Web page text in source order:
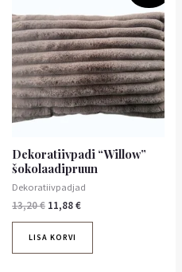
Dekoratiivpadi “Willow”
šokolaadipruun
Dekoratiivpadjad
13,20€
oli:
13,20 €.
11,88€
on:
11,88 €.
LISA KORVI